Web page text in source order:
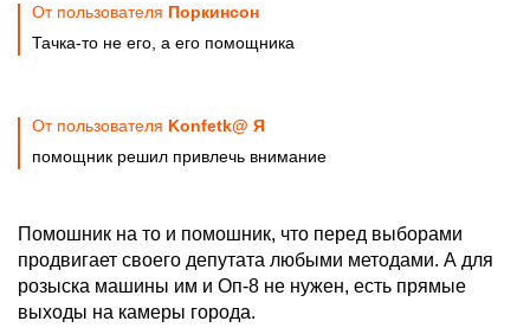
От пользователя Поркинсон
Тачка-то не его, а его помощника
От пользователя Konfetk@ Я
помощник решил привлечь внимание
Помошник на то и помошник, что перед выборами
продвигает своего депутата любыми методами. А для
розыска машины им и Оп-8 не нужен, есть прямые
выходы на камеры города.